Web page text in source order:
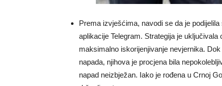
Prema izvješćima, navodi se da je
aplikacije Telegram. Strategija je
maksimalno iskorijenjivanje nevjernika.
napada, njihova je procjena bila
napad neizbježan. Iako je rođena u Crnoj